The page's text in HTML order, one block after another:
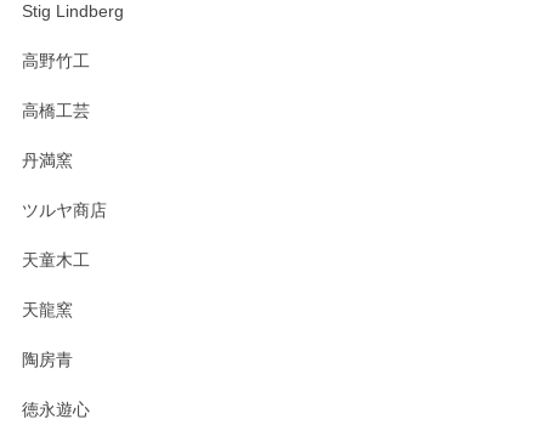
Stig Lindberg
高野竹工
高橋工芸
丹満窯
ツルヤ商店
天童木工
天龍窯
陶房青
徳永遊心